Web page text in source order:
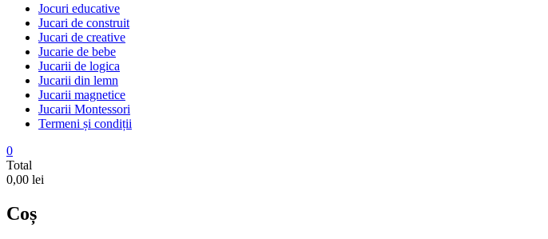
Jocuri educative
Jucari de construit
Jucari de creative
Jucarie de bebe
Jucarii de logica
Jucarii din lemn
Jucarii magnetice
Jucarii Montessori
Termeni și condiții
0
Total
0,00 lei
Coș